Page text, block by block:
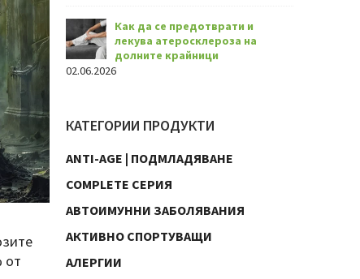
от
Как да се предотврати и
лекува атеросклероза на
долните крайници
02.06.2026
КАТЕГОРИИ ПРОДУКТИ
ANTI-AGE | ПОДМЛАДЯВАНЕ
COMPLETE СЕРИЯ
АВТОИМУННИ ЗАБОЛЯВАНИЯ
АКТИВНО СПОРТУВАЩИ
АЛЕРГИИ